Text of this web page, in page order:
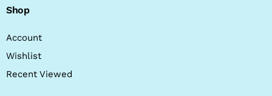
Shop
Account
Wishlist
Recent Viewed